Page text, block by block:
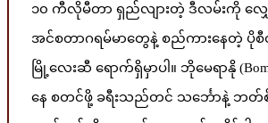
၁၀ ကီလိုမီတာ ရှည်လျားတဲ့ ဒီလမ်းကို လျှေ
အင်စတာဂရမ်မာတွေနဲ့ စည်ကားနေတဲ့ ပိုစီတ
မြို့လေးဆီ ရောက်ရှိမှာပါ။ ဘိုမေရာနို
နေ စတင်ဖို့ ခရီးသည်တင် သင်္ဘောနဲ့ ဘတ်